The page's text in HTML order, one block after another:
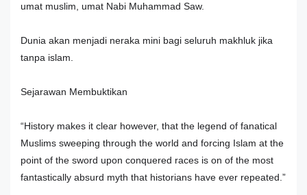
umat muslim, umat Nabi Muhammad Saw.
Dunia akan menjadi neraka mini bagi seluruh makhluk jika
tanpa islam.
Sejarawan Membuktikan
“History makes it clear however, that the legend of fanatical
Muslims sweeping through the world and forcing Islam at the
point of the sword upon conquered races is on of the most
fantastically absurd myth that historians have ever repeated.”